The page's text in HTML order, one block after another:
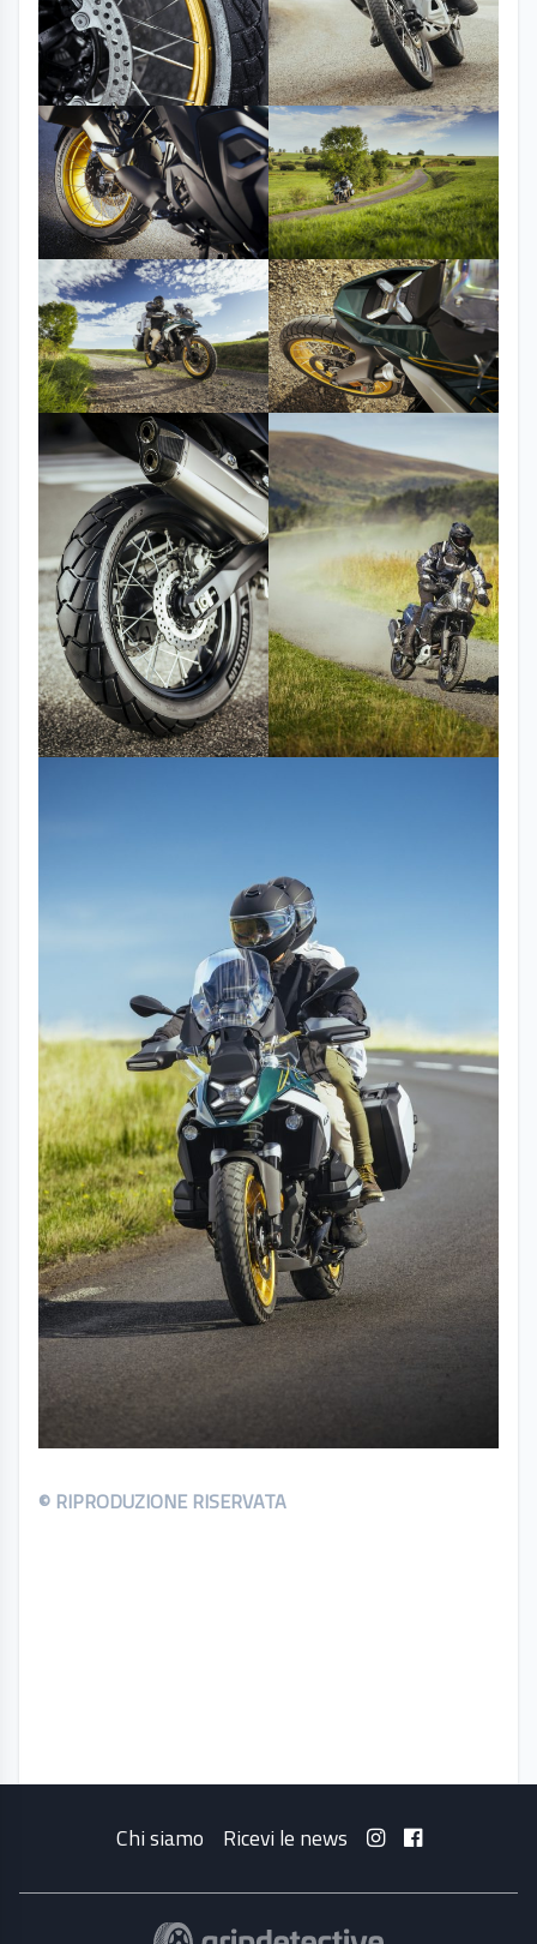
© RIPRODUZIONE RISERVATA
Chi siamo Ricevi le news